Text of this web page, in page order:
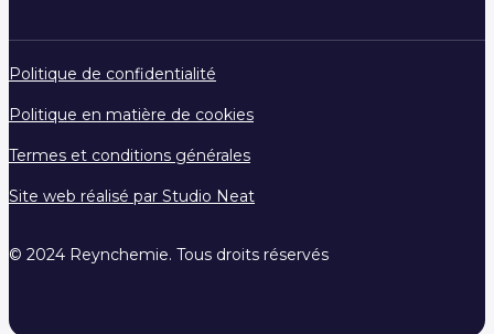
© 2024 Reynchemie. Tous droits réservés
Politique de confidentialité
Politique en matière de cookies
Termes et conditions générales
Site web réalisé par Studio Neat